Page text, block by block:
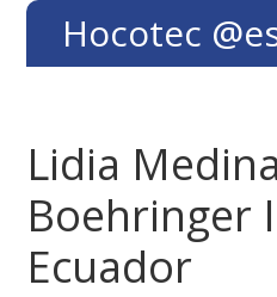
Saltar
Saltar
Saltar
Hocotec
Lidia
Boehringer
Ecuador